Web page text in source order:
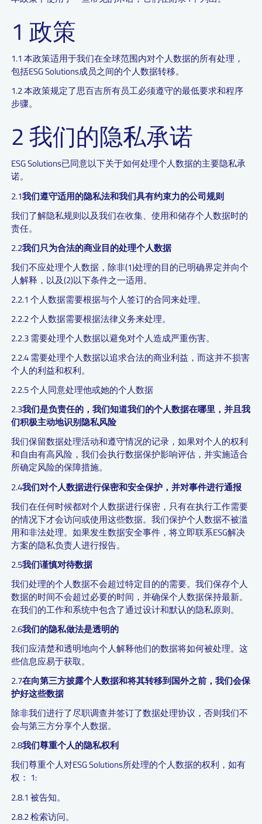
1 政策
1.1 本政策适用于我们在全球范围内对个人数据的所有处理，
包括ESG Solutions成员之间的个人数据转移。
1.2 本政策规定了思百吉所有员工必须遵守的最低要求和程序
步骤。
2 我们的隐私承诺
ESG Solutions已同意以下关于如何处理个人数据的主要隐私承
诺。
2.1我们遵守适用的隐私法和我们具有约束力的公司规则
我们了解隐私规则以及我们在收集、使用和储存个人数据时的
责任。
2.2我们只为合法的商业目的处理个人数据
我们不应处理个人数据，除非(1)处理的目的已明确界定并向个
人解释，以及(2)以下条件之一适用。
2.2.1 个人数据需要根据与个人签订的合同来处理。
2.2.2 个人数据需要根据法律义务来处理。
2.2.3 需要处理个人数据以避免对个人造成严重伤害。
2.2.4 需要处理个人数据以追求合法的商业利益，而这并不损害
个人的利益和权利。
2.2.5 个人同意处理他或她的个人数据
2.3我们是负责任的，我们知道我们的个人数据在哪里，并且我
们积极主动地识别隐私风险
我们保留数据处理活动和遵守情况的记录，如果对个人的权利
和自由有高风险，我们会执行数据保护影响评估，并实施适合
所确定风险的保障措施。
2.4我们对个人数据进行保密和安全保护，并对事件进行通报
我们在任何时候都对个人数据进行保密，只有在执行工作需要
的情况下才会访问或使用这些数据。我们保护个人数据不被滥
用和非法处理。如果发生数据安全事件，将立即联系ESG解决
方案的隐私负责人进行报告。
2.5我们谨慎对待数据
我们处理的个人数据不会超过特定目的的需要。我们保存个人
数据的时间不会超过必要的时间，并确保个人数据保持最新。
在我们的工作和系统中包含了通过设计和默认的隐私原则。
2.6我们的隐私做法是透明的
我们应清楚和透明地向个人解释他们的数据将如何被处理。这
些信息应易于获取。
2.7在向第三方披露个人数据和将其转移到国外之前，我们会保
护好这些数据
除非我们进行了尽职调查并签订了数据处理协议，否则我们不
会与第三方分享个人数据。
2.8我们尊重个人的隐私权利
我们尊重个人对ESG Solutions所处理的个人数据的权利，如有
权： 1:
2.8.1 被告知。
2.8.2 检索访问。